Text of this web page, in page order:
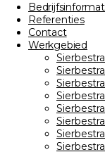
Referenties
Contact
Werkgebied